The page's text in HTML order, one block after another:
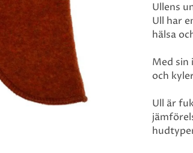
Ullens
Ull har
hälsa
Med sin
och
Ull är